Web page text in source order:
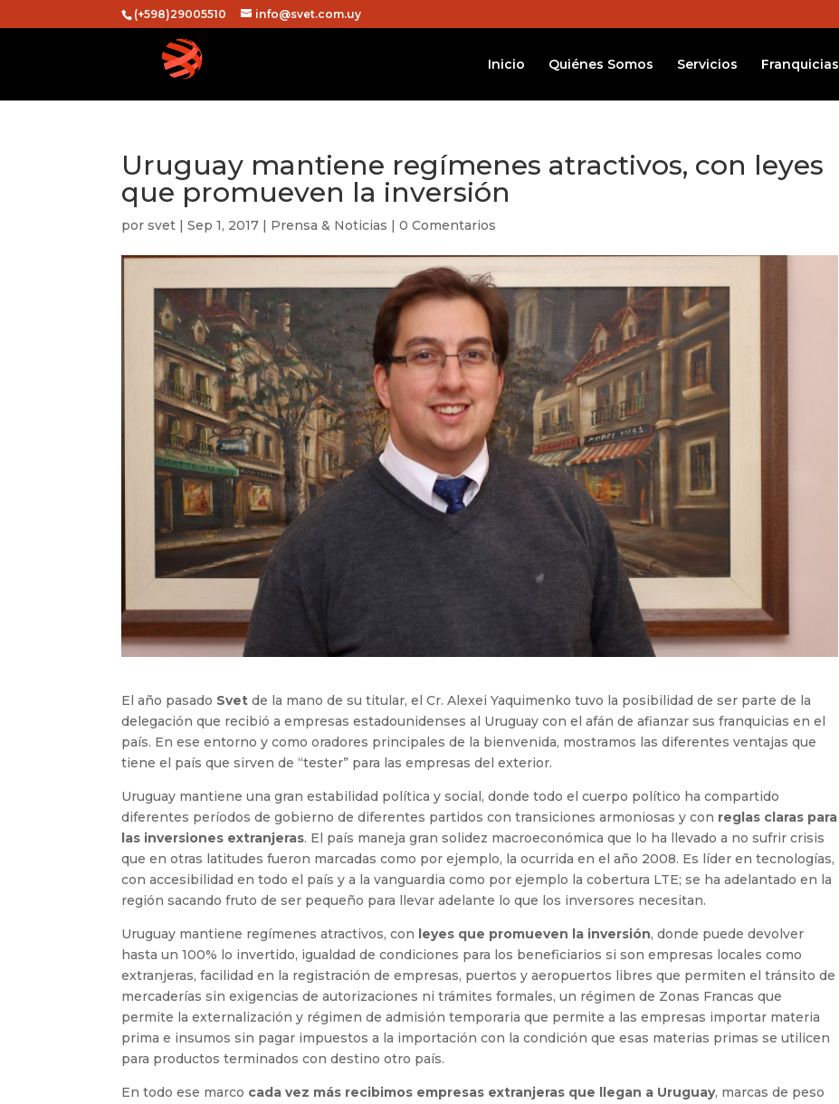
(+598)29005510 info@svet.com.uy
Inicio Quiénes Somos Servicios Franquicias
Uruguay mantiene regímenes atractivos, con leyes
que promueven la inversión
porsvet |Sep 1, 2017 | Prensa & Noticias |0 Comentarios
El año pasado Svet de la mano de su titular, el Cr. Alexei Yaquimenko tuvo la posibilidad de ser parte de la
delegación que recibió a empresas estadounidenses al Uruguay con el afán de afianzar sus franquicias en el
país. En ese entorno y como oradores principales de la bienvenida, mostramos las diferentes ventajas que
tiene el país que sirven de “tester” para las empresas del exterior.
Uruguay mantiene una gran estabilidad política y social, donde todo el cuerpo político ha compartido
diferentes períodos de gobierno de diferentes partidos con transiciones armoniosas y con reglas claras para
las inversiones extranjeras. El país maneja gran solidez macroeconómica que lo ha llevado a no sufrir crisis
que en otras latitudes fueron marcadas como por ejemplo, la ocurrida en el año 2008. Es líder en tecnologías,
con accesibilidad en todo el país y a la vanguardia como por ejemplo la cobertura LTE; se ha adelantado en la
región sacando fruto de ser pequeño para llevar adelante lo que los inversores necesitan.
Uruguay mantiene regímenes atractivos, con leyes que promueven la inversión, donde puede devolver
hasta un 100% lo invertido, igualdad de condiciones para los beneficiarios si son empresas locales como
extranjeras, facilidad en la registración de empresas, puertos y aeropuertos libres que permiten el tránsito de
mercaderías sin exigencias de autorizaciones ni trámites formales, un régimen de Zonas Francas que
permite la externalización y régimen de admisión temporaria que permite a las empresas importar materia
prima e insumos sin pagar impuestos a la importación con la condición que esas materias primas se utilicen
para productos terminados con destino otro país.
En todo ese marco cada vez más recibimos empresas extranjeras que llegan a Uruguay, marcas de peso